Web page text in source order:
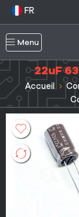
FR
Menu
22uF
Accueil